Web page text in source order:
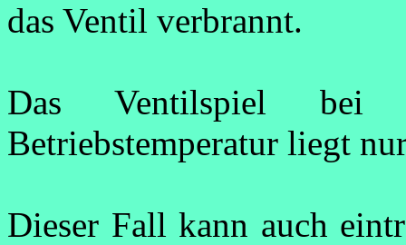
das Ventil verbrannt.
Das Ventilspiel
Betriebstemperatur liegt
Dieser Fall kann auch